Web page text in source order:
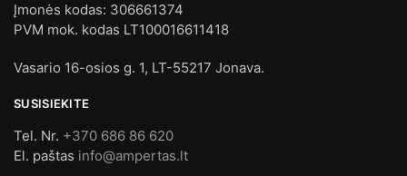
Įmonės kodas: 306661374
PVM mok. kodas LT100016611418
Vasario 16-osios g. 1, LT-55217 Jonava.
SUSISIEKITE
Tel. Nr. +370 686 86 620
El. paštas info@ampertas.lt